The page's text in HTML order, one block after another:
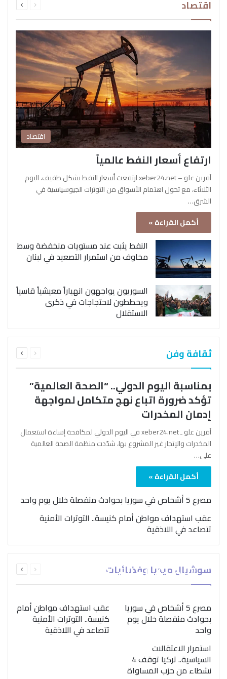
اقتصاد الصفحةالصفحة
اقتصاد
ارتفاع أسعار النفط عالمياً
آفرين علو – xeber24.net ارتفعت أسعار النفط بشكل طفيف، اليوم
الثلاثاء، مع تحول اهتمام الأسواق من التوترات الجيوسياسية في
الشرق…
أكمل القراءة »
النفط يثبت عند مستويات منخفضة وسط
مخاوف من استمرار التصعيد في لبنان
السوريون يواجهون انهياراً معيشياً قاسياً
ويخططون لاحتجاجات في ذكرى
الاستقلال
ثقافة وفن الصفحةالصفحة
بمناسبة اليوم الدولي.. “الصحة العالمية”
تؤكد ضرورة اتباع نهج متكامل لمواجهة
إدمان المخدرات
آفرين علو ـ xeber24.net في اليوم الدولي لمكافحة إساءة استعمال
المخدرات والإتجار غير المشروع بها، شدّدت منظمة الصحة العالمية
على…
أكمل القراءة »
مصرع 5 أشخاص في سوريا بحوادث منفصلة خلال يوم واحد
عقب استهداف مواطن أمام كنيسة.. التوترات الأمنية
تتصاعد في اللاذقية
سوشيال ميديا وفضائيات الصفحةالصفحة
بمناسبة اليوم الدولي..
“الصحة العالمية” تؤكد
ضرورة اتباع نهج متكامل
لمواجهة إدمان المخدرات
مصرع 5 أشخاص في سوريا
بحوادث منفصلة خلال يوم
واحد
عقب استهداف مواطن أمام
كنيسة.. التوترات الأمنية
تتصاعد في اللاذقية
استمرار الاعتقالات
السياسية.. تركيا توقف 4
نشطاء من حزب المساواة